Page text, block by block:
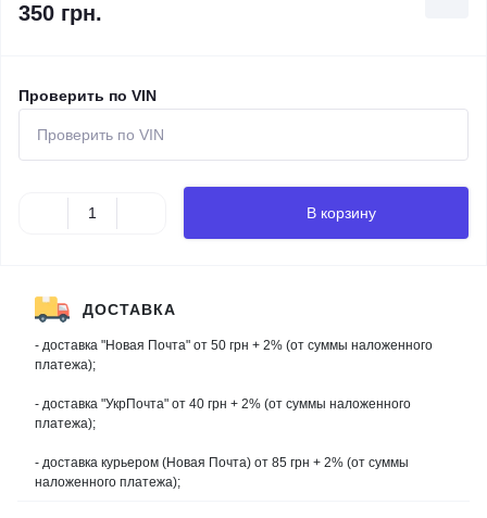
350 грн.
Проверить по VIN
В корзину
ДОСТАВКА
- доставка "Новая Почта" от 50 грн + 2% (от суммы наложенного
платежа);
- доставка "УкрПочта" от 40 грн + 2% (от суммы наложенного
платежа);
- доставка курьером (Новая Почта) от 85 грн + 2% (от суммы
наложенного платежа);